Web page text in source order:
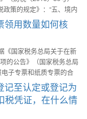
策的规定》：“五、境内
形资产的，可以放弃适用
放弃适用增值税零税率
、根据《财政部国家税
知》（财税〔2016〕36
规定执行时间外，自
用数量如何核
国家税务总局关于在新
的公告》（国家税务总局
子专票和纸质专票的合
电子专票和纸质专票的增
应当相同。
至认定或登记为
税凭证，在什么情